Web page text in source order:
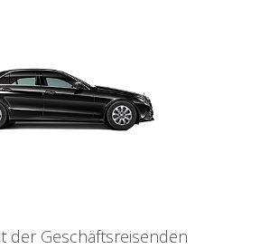
der Geschäftsreisenden